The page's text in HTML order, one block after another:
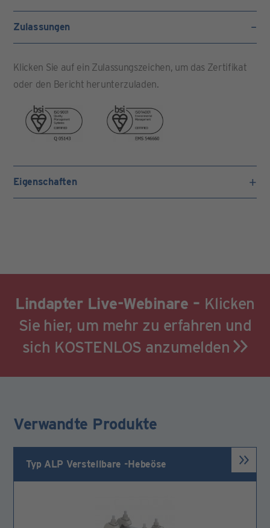
Zulassungen
Klicken Sie auf ein Zulassungszeichen, um das Zertifikat
oder den Bericht herunterzuladen.
Eigenschaften
Lindapter Live-Webinare – Klicken
Sie hier, um mehr zu erfahren und
sich KOSTENLOS anzumelden
Verwandte Produkte
Typ ALP Verstellbare -Hebeöse